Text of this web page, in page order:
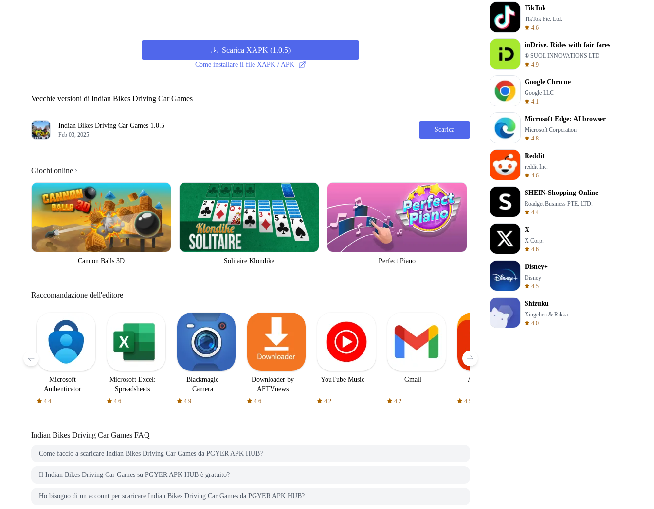
Scarica XAPK (1.0.5)
Come installare il file XAPK / APK
Vecchie versioni di Indian Bikes Driving Car Games
Indian Bikes Driving Car Games 1.0.5
Feb 03, 2025
Scarica
Giochi online
Cannon Balls 3D Solitaire Klondike Perfect Piano
Raccomandazione dell'editore
Microsoft
Authenticator
4.4
Microsoft Excel:
Spreadsheets
4.6
Blackmagic
Camera
4.9
Downloader by
AFTVnews
4.6
YouTube Music
4.2
Gmail
4.2
AliExpress
4.5
Indian Bikes Driving Car Games FAQ
Come faccio a scaricare Indian Bikes Driving Car Games da PGYER APK HUB?
Il Indian Bikes Driving Car Games su PGYER APK HUB è gratuito?
Ho bisogno di un account per scaricare Indian Bikes Driving Car Games da PGYER APK HUB?
TikTok
TikTok Pte. Ltd.
4.6
inDrive. Rides with fair fares
® SUOL INNOVATIONS LTD
4.9
Google Chrome
Google LLC
4.1
Microsoft Edge: AI browser
Microsoft Corporation
4.8
Reddit
reddit Inc.
4.6
SHEIN-Shopping Online
Roadget Business PTE. LTD.
4.4
X
X Corp.
4.6
Disney+
Disney
4.5
Shizuku
Xingchen & Rikka
4.0